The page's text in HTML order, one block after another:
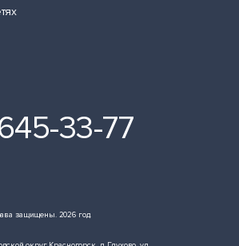
33-77
защищены. 2026 год.